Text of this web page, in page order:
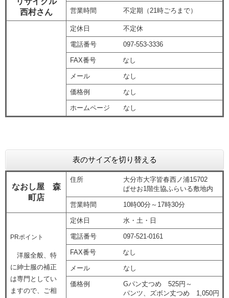
西村さん
営業時間 不定期（21時ごろまで）
定休日 不定休
電話番号 097-553-3336
FAX番号 なし
メール なし
価格例 なし
ホームページ なし
表のサイズを切り替える
なおし屋 森
町店
住所 大分市大字皆春西ノ浦15702
ぱせお1階生協ふらいる敷地内
営業時間 10時00分～17時30分
PRポイント
洋服全般、特
に紳士服の補正
は専門としてい
ますので、ご相
定休日 水・土・日
電話番号 097-521-0161
FAX番号 なし
メール なし
価格例 Gパン丈つめ 525円～
パンツ、ズボン丈つめ 1,050円